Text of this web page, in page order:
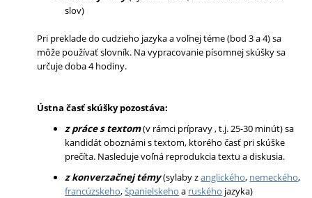
slov)
Pri preklade do cudzieho jazyka a voľnej téme (bod 3 a 4) sa
môže používať slovník. Na vypracovanie písomnej skúšky sa
určuje doba 4 hodiny.
Ústna časť skúšky pozostáva:
z práce s textom(v rámci prípravy , t.j. 25-30 minút) sa
kandidát oboznámi s textom, ktorého časť pri skúške
prečíta. Nasleduje voľná reprodukcia textu a diskusia.
z konverzačnej témy(sylaby zanglického, nemeckého,
francúzskeho,španielskeho a ruského jazyka)